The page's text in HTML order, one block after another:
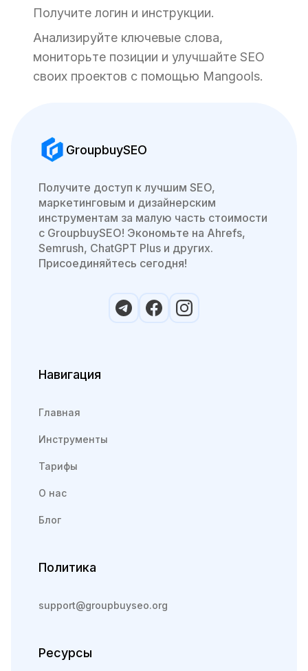
Получите логин и инструкции.
Анализируйте ключевые слова,
мониторьте позиции и улучшайте SEO
своих проектов с помощью Mangools.
GroupbuySEO
Получите доступ к лучшим SEO,
маркетинговым и дизайнерским
инструментам за малую часть стоимости
с GroupbuySEO! Экономьте на Ahrefs,
Semrush, ChatGPT Plus и других.
Присоединяйтесь сегодня!
Навигация
Главная
Инструменты
Тарифы
О нас
Блог
Политика
support@groupbuyseo.org
Ресурсы